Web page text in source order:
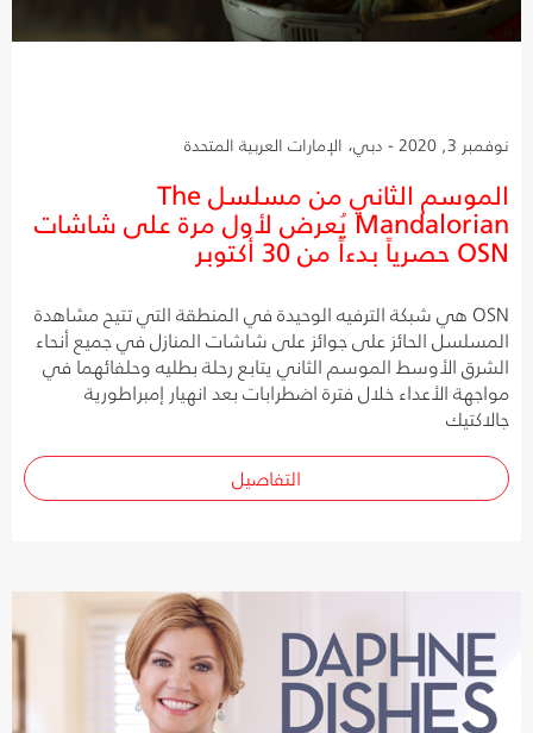
نوفمبر 3, 2020 - دبي، الإمارات العربية المتحدة
الموسم الثاني من مسلسل The
Mandalorian يُعرض لأول مرة على شاشات
OSN حصرياً بدءاً من 30 أكتوبر
OSN هي شبكة الترفيه الوحيدة في المنطقة التي تتيح مشاهدة
المسلسل الحائز على جوائز على شاشات المنازل في جميع أنحاء
الشرق الأوسط الموسم الثاني يتابع رحلة بطليه وحلفائهما في
مواجهة الأعداء خلال فترة اضطرابات بعد انهيار إمبراطورية
جالاكتيك
التفاصيل